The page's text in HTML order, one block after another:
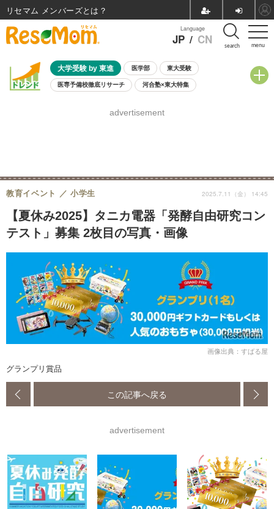
menu
Language
JP / CN search
大学受験 by 東進 医学部 東大受験
医専予備校徹底リサーチ 河合塾×東大特集
8月開催学校説明会・相談会
advertisement
【夏休み2025】タニカ電器「発酵自由研究コン
テスト」募集 2枚目の写真・画像
教育イベント 小学生 2025.7.11（金） 14:45
画像出典：すばる屋
グランプリ賞品
この記事へ戻る
advertisement
リセマム メンバーズ